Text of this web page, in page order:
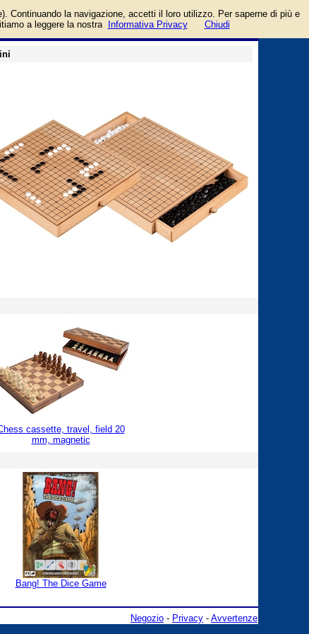
guida
cassette, travel, field 20
mm, magnetic
Bang! The Dice Game
Negozio - Privacy - Avvertenze
Continuando la navigazione, accetti il loro utilizzo. Per saperne di più e
a leggere la nostra
Informativa Privacy Chiudi